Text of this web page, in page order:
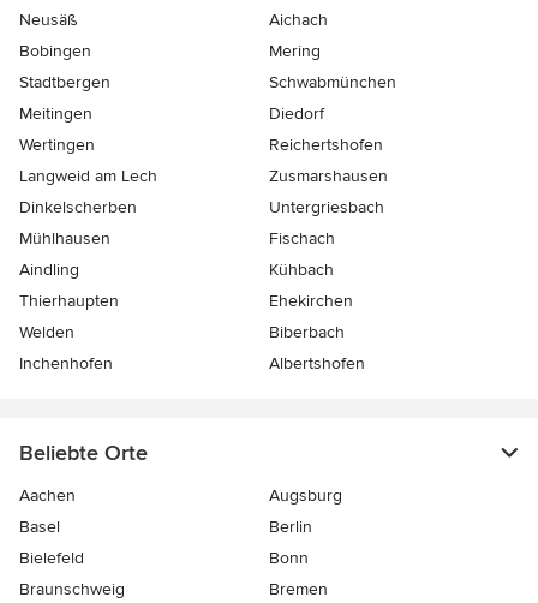
Neusäß
Aichach
Bobingen
Mering
Stadtbergen
Schwabmünchen
Meitingen
Diedorf
Wertingen
Reichertshofen
Langweid am Lech
Zusmarshausen
Dinkelscherben
Untergriesbach
Mühlhausen
Fischach
Aindling
Kühbach
Thierhaupten
Ehekirchen
Welden
Biberbach
Inchenhofen
Albertshofen
Beliebte Orte
Aachen
Augsburg
Basel
Berlin
Bielefeld
Bonn
Braunschweig
Bremen